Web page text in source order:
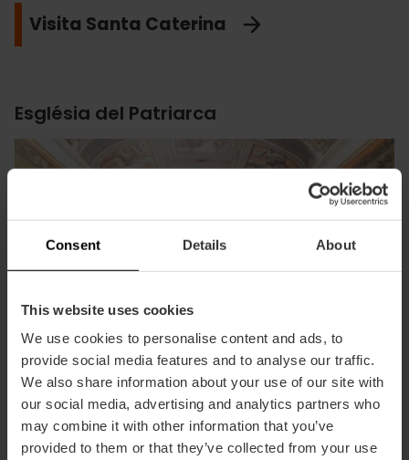
Consent Details About
This website uses cookies
We use cookies to personalise content and ads, to
provide social media features and to analyse our traffic.
We also share information about your use of our site with
our social media, advertising and analytics partners who
may combine it with other information that you’ve
provided to them or that they’ve collected from your use
Visita Santa Caterina
Església del Patriarca
En el carrer de la Nau i en tan bona companyia com la seu